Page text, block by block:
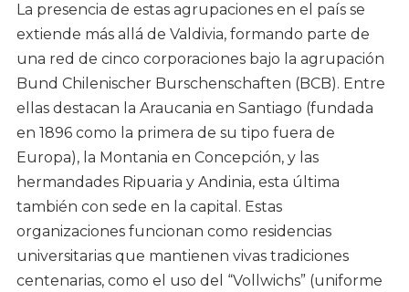
La presencia de estas agrupaciones en el país se
extiende más allá de Valdivia, formando parte de
una red de cinco corporaciones bajo la agrupación
Bund Chilenischer Burschenschaften (BCB). Entre
ellas destacan la Araucania en Santiago (fundada
en 1896 como la primera de su tipo fuera de
Europa), la Montania en Concepción, y las
hermandades Ripuaria y Andinia, esta última
también con sede en la capital. Estas
organizaciones funcionan como residencias
universitarias que mantienen vivas tradiciones
centenarias, como el uso del “Vollwichs” (uniforme